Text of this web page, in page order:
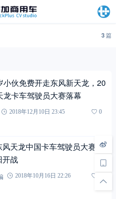
3篇
小伙免费开走东风新天龙，20
龙卡车驾驶员大赛落幕
2018年12月10日 23:45
0
天龙中国卡车驾驶员大赛半
开战
2018年10月16日 22:26